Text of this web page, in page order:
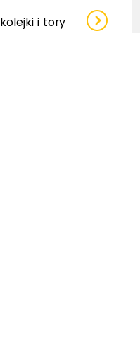
kolejki i tory